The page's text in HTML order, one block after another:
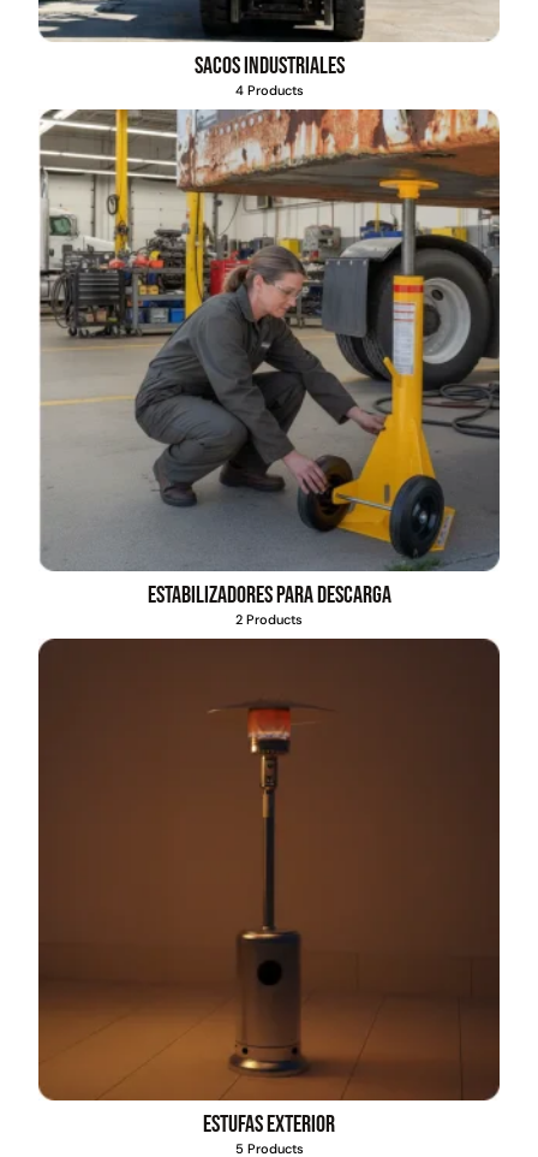
Sacos industriales
4 Products
Estabilizadores para descarga
2 Products
Estufas exterior
5 Products
Pasto sintético ornamental
Importado USA: Paradise
densidad 42mm Rollo
4,57*15,24mts
1.427.544
Leer más
Apilador manual ancho
ajustable Capacidad 1tn Lev.
2,5mts
$
1.875.535
$1.167.990
Agregar al carrito
49% 22%
$